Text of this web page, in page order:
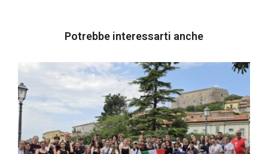
Potrebbe interessarti anche